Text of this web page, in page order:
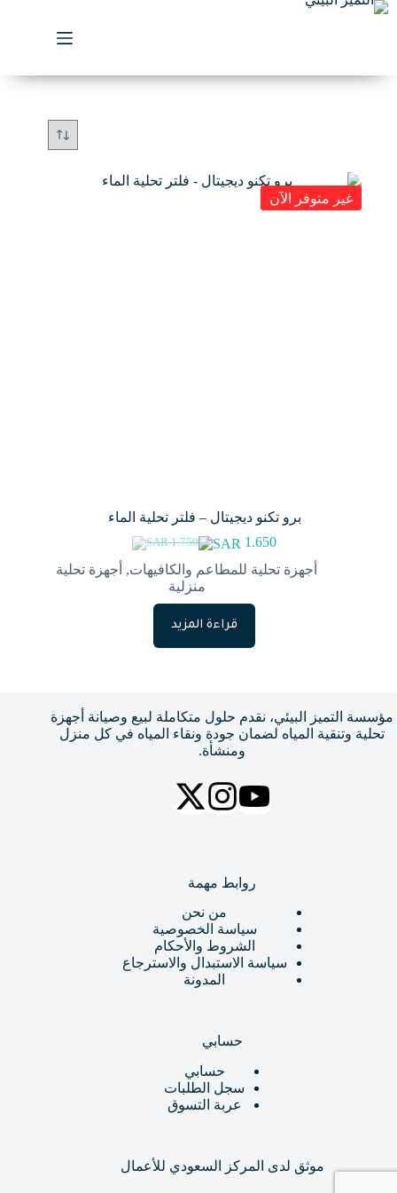
التجاوز
غير متوفر الآن
برو تكنو ديجيتال – فلتر تحلية الماء
1.750
السعر
الأصلي
هو:
1.650
السعر
الحالي
هو:
أجهزة تحلية للمطاعم والكافيهات, أجهزة تحلية
منزلية
قراءة المزيد
مؤسسة التميز البيئي، نقدم حلول متكاملة لبيع وصيانة أجهزة
تحلية وتنقية المياه لضمان جودة ونقاء المياه في كل منزل
ومنشأة.
روابط مهمة
من نحن
سياسة الخصوصية
الشروط والأحكام
سياسة الاستبدال والاسترجاع
المدونة
حسابي
حسابي
سجل الطلبات
عربة التسوق
موثق لدى المركز السعودي للأعمال